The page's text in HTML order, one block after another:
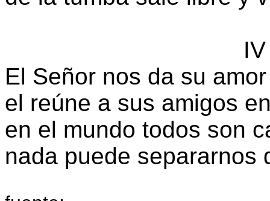
IV
El Señor nos da su
el reúne a sus amigos
en el mundo todos son
nada puede separarnos